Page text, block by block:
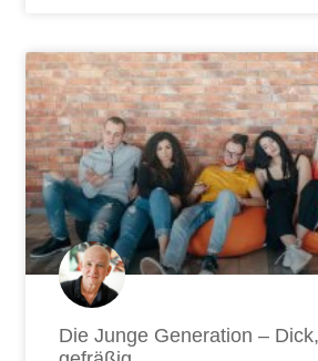
Die Junge Generation –